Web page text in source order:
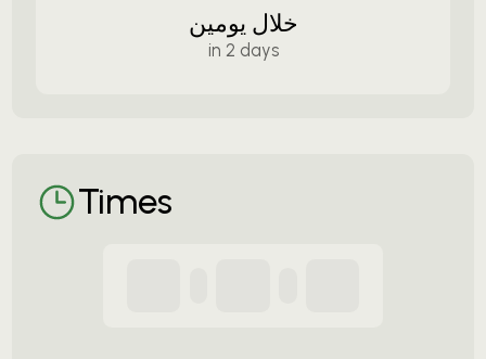
خلال يومين
in 2 days
Times